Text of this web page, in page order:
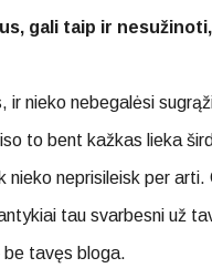
gali taip ir
nieko nebegalėsi
to bent kažkas lieka
neprisileisk per
tau svarbesni už
be tavęs bloga.